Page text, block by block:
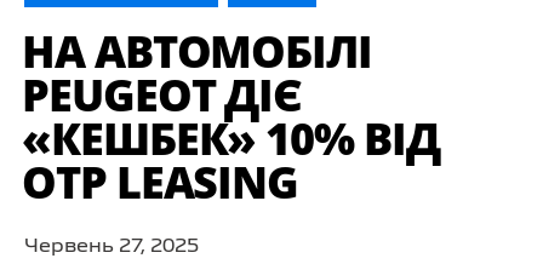
НА АВТОМОБІЛІ
PEUGEOT ДІЄ
«КЕШБЕК» 10% ВІД
OTP LEASING
Червень 27, 2025